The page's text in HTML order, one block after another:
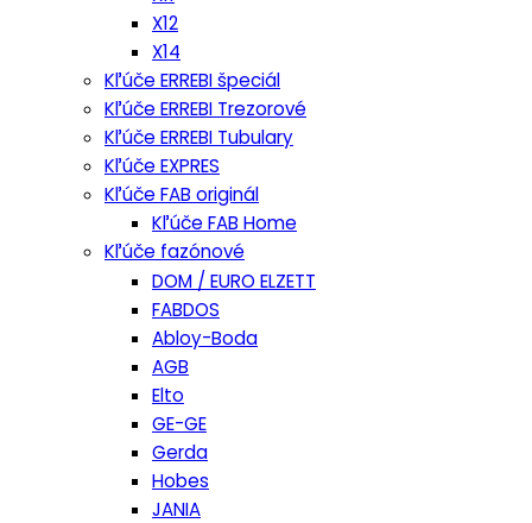
X12
X14
Kľúče ERREBI špeciál
Kľúče ERREBI Trezorové
Kľúče ERREBI Tubulary
Kľúče EXPRES
Kľúče FAB originál
Kľúče FAB Home
Kľúče fazónové
DOM / EURO ELZETT
FABDOS
Abloy-Boda
AGB
Elto
GE-GE
Gerda
Hobes
JANIA